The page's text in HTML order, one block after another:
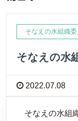
そなえの水組織
そなえの水
2022.07.08
そなえの水組